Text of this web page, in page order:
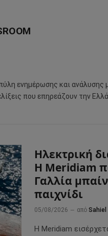
ενημέρωσης και
που επηρεάζουν την
Ηλεκτρική
Η Meridiam
Γαλλία
παιχνίδι
05/08/2026 από Sahiel
Η Meridiam